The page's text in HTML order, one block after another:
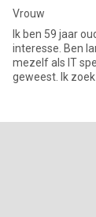
Vrouw
Ik ben 59 jaar
interesse. Ben
mezelf als IT
geweest. Ik